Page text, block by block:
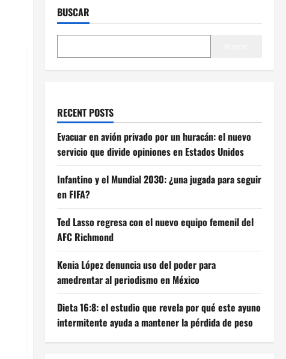
BUSCAR
RECENT POSTS
Evacuar en avión privado por un huracán: el nuevo
servicio que divide opiniones en Estados Unidos
Infantino y el Mundial 2030: ¿una jugada para seguir
en FIFA?
Ted Lasso regresa con el nuevo equipo femenil del
AFC Richmond
Kenia López denuncia uso del poder para
amedrentar al periodismo en México
Dieta 16:8: el estudio que revela por qué este ayuno
intermitente ayuda a mantener la pérdida de peso